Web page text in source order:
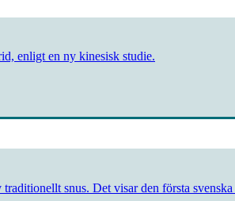
enligt en ny kinesisk studie.
snus. Det visar den första